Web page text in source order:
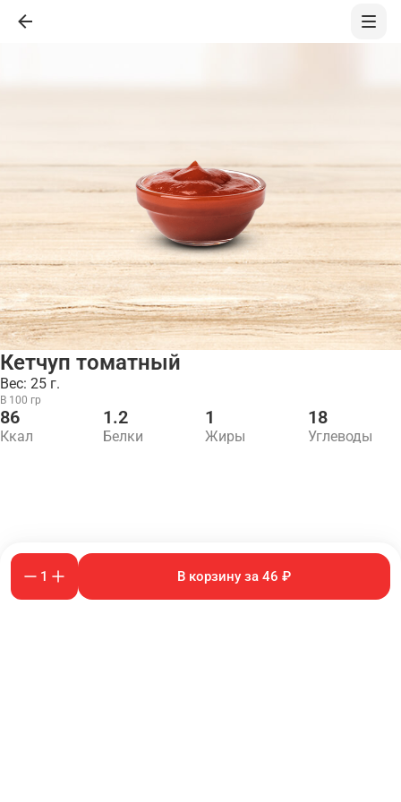
Кетчуп томатный
Вес: 25 г.
В 100 гр
86
Ккал
1.2
Белки
1
Жиры
18
Углеводы
1 В корзину за 46 ₽